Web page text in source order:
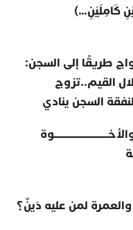
كَامِلَيْنِ…)
طريقًا إلى السجن:
القيم..تزوج
السجن ينادي
لمن عليه دَينٌ؟